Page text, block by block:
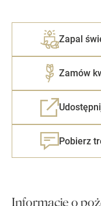
Zapal
Zamów
Pobierz
Informacje o